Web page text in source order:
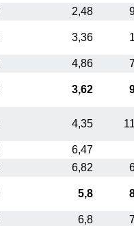
2,48
3,36
4,86
3,62
4,35
6,47
6,82
5,8
6,8